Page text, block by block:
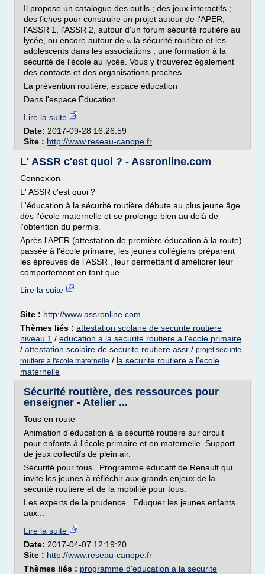
Il propose un catalogue des outils ; des jeux interactifs ;
des fiches pour construire un projet autour de l'APER,
l'ASSR 1, l'ASSR 2, autour d'un forum sécurité routière au
lycée, ou encore autour de « la sécurité routière et les
adolescents dans les associations ; une formation à la
sécurité de l'école au lycée. Vous y trouverez également
des contacts et des organisations proches.
La prévention routière, espace éducation
Dans l'espace Éducation...
Lire la suite
Date: 2017-09-28 16:26:59
Site : http://www.reseau-canope.fr
L' ASSR c'est quoi ? - Assronline.com
Connexion
L' ASSR c'est quoi ?
L'éducation à la sécurité routière débute au plus jeune âge
dès l'école maternelle et se prolonge bien au delà de
l'obtention du permis.
Après l'APER (attestation de première éducation à la route)
passée à l'école primaire, les jeunes collégiens préparent
les épreuves de l'ASSR , leur permettant d'améliorer leur
comportement en tant que...
Lire la suite
Site : http://www.assronline.com
Thèmes liés : attestation scolaire de securite routiere
niveau 1 / education a la securite routiere a l'ecole primaire
/ attestation scolaire de securite routiere assr / projet securite
routiere a l'ecole maternelle / la securite routiere a l'ecole
maternelle
Sécurité routière, des ressources pour
enseigner - Atelier ...
Tous en route
Animation d'éducation à la sécurité routière sur circuit
pour enfants à l'école primaire et en maternelle. Support
de jeux collectifs de plein air.
Sécurité pour tous . Programme éducatif de Renault qui
invite les jeunes à réfléchir aux grands enjeux de la
sécurité routière et de la mobilité pour tous.
Les experts de la prudence . Eduquer les jeunes enfants
aux...
Lire la suite
Date: 2017-04-07 12:19:20
Site : http://www.reseau-canope.fr
Thèmes liés : programme d'education a la securite